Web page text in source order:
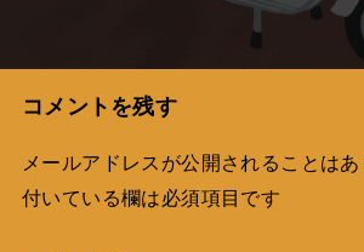
コメントを残す
メールアドレスが公開されることはあ
付いている欄は必須項目です